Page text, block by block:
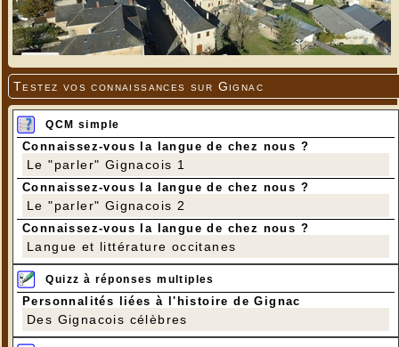
Testez vos connaissances sur Gignac
QCM simple
Connaissez-vous la langue de chez nous ?
Le "parler" Gignacois 1
Connaissez-vous la langue de chez nous ?
Le "parler" Gignacois 2
Connaissez-vous la langue de chez nous ?
Langue et littérature occitanes
Quizz à réponses multiples
Personnalités liées à l'histoire de Gignac
Des Gignacois célèbres